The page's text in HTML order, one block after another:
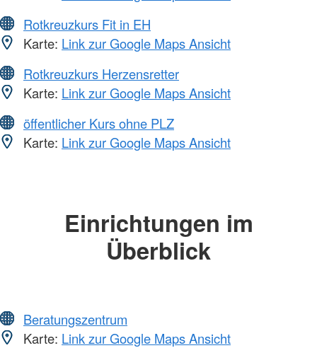
Rotkreuzkurs Fit in EH
Karte: Link zur Google Maps Ansicht
Rotkreuzkurs Herzensretter
Karte: Link zur Google Maps Ansicht
öffentlicher Kurs ohne PLZ
Karte: Link zur Google Maps Ansicht
Einrichtungen im
Überblick
Beratungszentrum
Karte: Link zur Google Maps Ansicht